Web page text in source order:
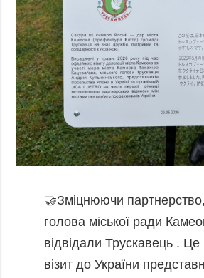
🤝Зміцнюючи
голова міської ради
відвідали Трускавець .
візит до України